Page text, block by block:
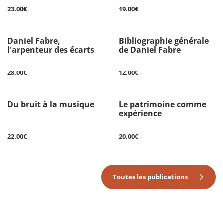
23.00€ 19.00€
Daniel Fabre,
l'arpenteur des écarts
28.00€
Bibliographie générale
de Daniel Fabre
12.00€
Du bruit à la musique
22.00€
Le patrimoine comme
expérience
20.00€
Toutes les publications